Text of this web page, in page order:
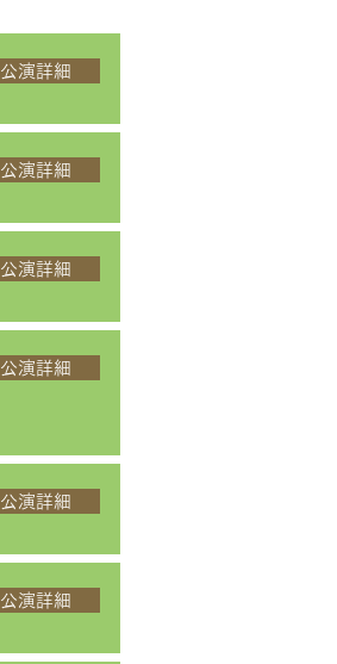
公演詳細
公演詳細
公演詳細
公演詳細
公演詳細
公演詳細